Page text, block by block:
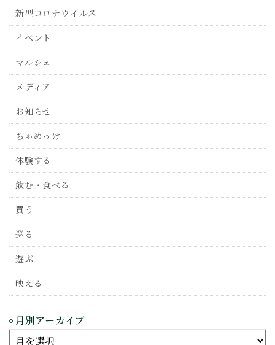
新型コロナウイルス
イベント
マルシェ
メディア
お知らせ
ちゃめっけ
体験する
飲む・食べる
買う
巡る
遊ぶ
映える
月別アーカイブ